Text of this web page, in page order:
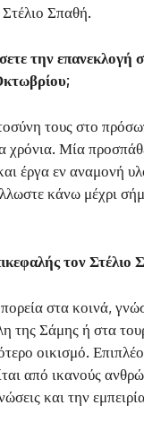
Σπαθή.
την επανεκλογή
τους στο
Μία
έργα εν αναμονή
κάνω μέχρι
τον Στέλιο
στα κοινά,
της Σάμης ή στα
οικισμό.
από ικανούς
και την